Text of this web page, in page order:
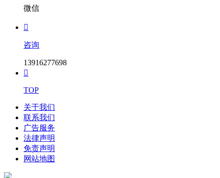
微信

咨询
13916277698

TOP
关于我们
联系我们
广告服务
法律声明
免责声明
网站地图